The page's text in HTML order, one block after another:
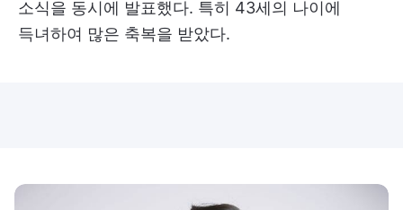
소식을 동시에 발표했다. 특히 43세의 나이에
득녀하여 많은 축복을 받았다.